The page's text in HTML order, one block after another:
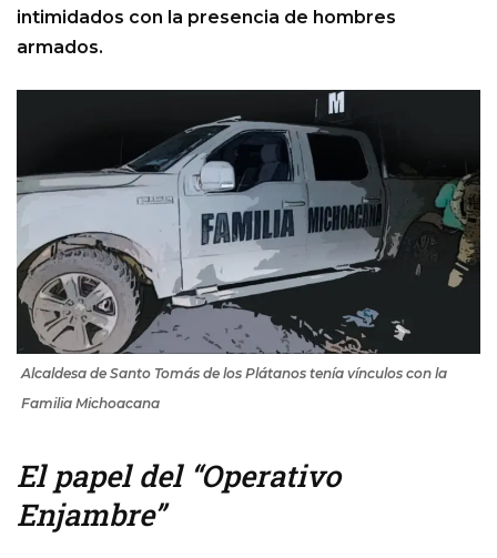
intimidados con la presencia de hombres
armados.
Alcaldesa de Santo Tomás de los Plátanos tenía vínculos con la
Familia Michoacana
El papel del “Operativo
Enjambre”